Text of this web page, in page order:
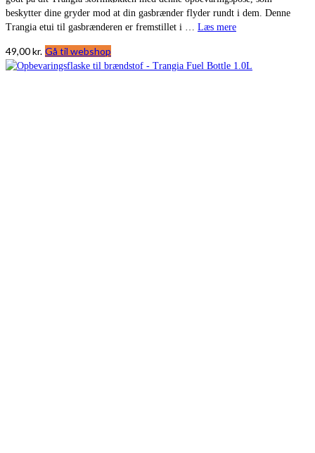
beskytter dine gryder mod at din gasbrænder flyder rundt i dem. Denne
Trangia etui til gasbrænderen er fremstillet i … Læs mere
49,00kr. Gå til webshop